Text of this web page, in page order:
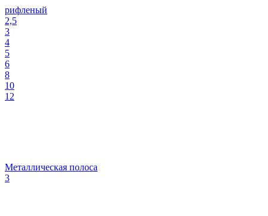
рифленый
2,5
3
4
5
6
8
10
12
Металлическая полоса
3